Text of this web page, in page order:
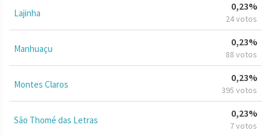
Lajinha
0,23%
24 votos
Manhuaçu
0,23%
88 votos
Montes Claros
0,23%
395 votos
São Thomé das Letras
0,23%
7 votos